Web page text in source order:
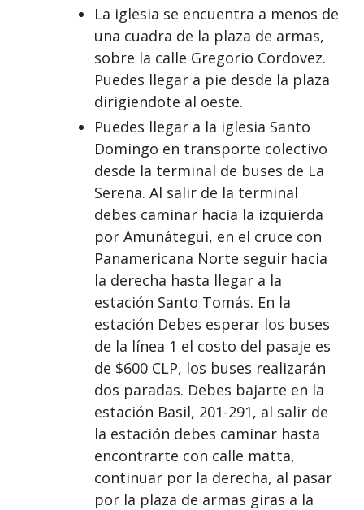
La iglesia se encuentra a menos de
una cuadra de la plaza de armas,
sobre la calle Gregorio Cordovez.
Puedes llegar a pie desde la plaza
dirigiendote al oeste.
Puedes llegar a la iglesia Santo
Domingo en transporte colectivo
desde la terminal de buses de La
Serena. Al salir de la terminal
debes caminar hacia la izquierda
por Amunátegui, en el cruce con
Panamericana Norte seguir hacia
la derecha hasta llegar a la
estación Santo Tomás. En la
estación Debes esperar los buses
de la línea 1 el costo del pasaje es
de $600 CLP, los buses realizarán
dos paradas. Debes bajarte en la
estación Basil, 201-291, al salir de
la estación debes caminar hasta
encontrarte con calle matta,
continuar por la derecha, al pasar
por la plaza de armas giras a la